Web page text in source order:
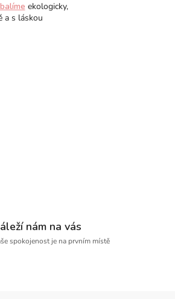
ekologicky,
a s láskou
nám na vás
spokojenost je na prvním místě